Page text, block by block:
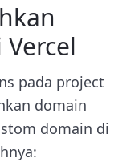
pada project
domain
domain di